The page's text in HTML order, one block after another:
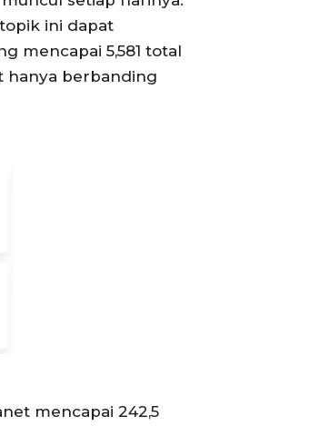
ini dapat
mencapai 5,581 total
hanya berbanding
mencapai 242,5